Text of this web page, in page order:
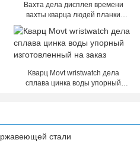
Вахта дела дисплея времени
вахты кварца людей планки
Кварц Movt wristwatch дела
сплава цинка воды упорный
стали